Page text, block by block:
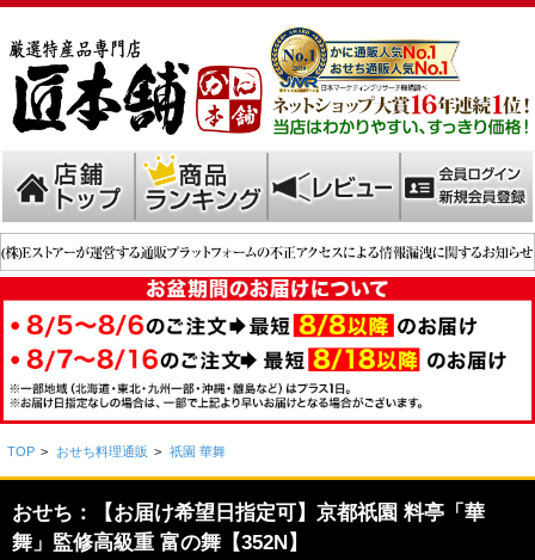
TOP > おせち料理通販 > 祇園 華舞
おせち：【お届け希望日指定可】京都祇園 料亭「華
舞」監修高級重 富の舞【352N】